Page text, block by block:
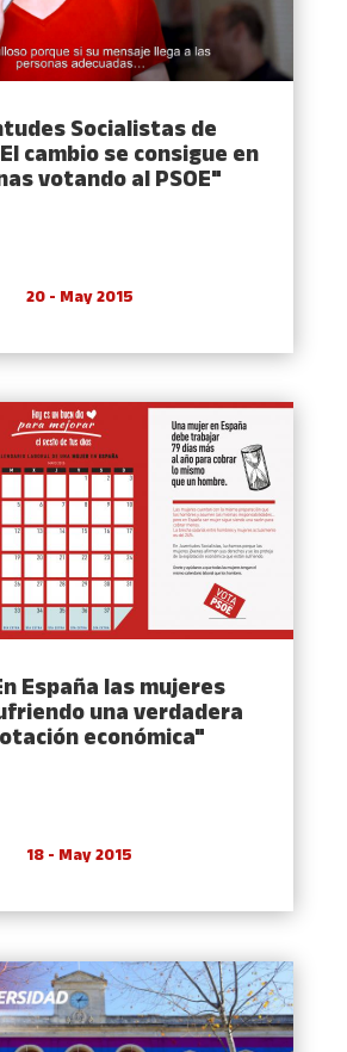
Socialistas de
cambio se consigue en
votando al PSOE"
20 - May 2015
España las mujeres
una verdadera
económica"
18 - May 2015